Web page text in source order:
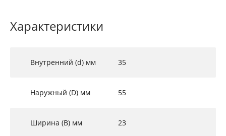
Характеристики
Внутренний (d) мм 35
Наружный (D) мм 55
Ширина (B) мм 23